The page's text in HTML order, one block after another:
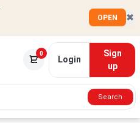
OPEN ✖
0
Login
Sign
up
Search